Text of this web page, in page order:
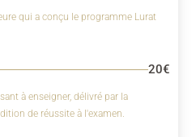
qui a conçu le programme Lurat
20€
à enseigner, délivré par la
de réussite à l'examen.